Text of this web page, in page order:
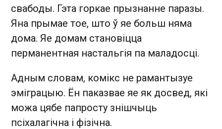
свабоды. Гэта горкае прызнанне паразы.
Яна прымае тое, што ў яе больш няма
дома. Яе домам становіцца
перманентная настальгія па маладосці.
Адным словам, комікс не рамантызуе
эміграцыю. Ён паказвае яе як досвед, які
можа цябе папросту знішчыць
псіхалагічна і фізічна.